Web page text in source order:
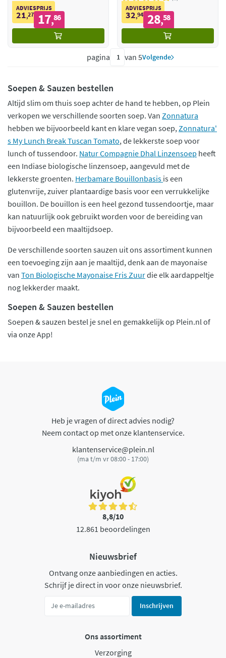
ADVIESPRIJS
21,27 17,86
ADVIESPRIJS
32,94 28,58
pagina van 5Volgende
Soepen & Sauzen bestellen
Altijd slim om thuis soep achter de hand te hebben, op Plein
verkopen we verschillende soorten soep. Van Zonnatura
hebben we bijvoorbeeld kant en klare vegan soep, Zonnatura'
s My Lunch Break Tuscan Tomato, de lekkerste soep voor
lunch of tussendoor. Natur Compagnie Dhal Linzensoep heeft
een Indiase biologische linzensoep, aangevuld met de
lekkerste groenten. Herbamare Bouillonbasis is een
glutenvrije, zuiver plantaardige basis voor een verrukkelijke
bouillon. De bouillon is een heel gezond tussendoortje, maar
kan natuurlijk ook gebruikt worden voor de bereiding van
bijvoorbeeld een maaltijdsoep.
De verschillende soorten sauzen uit ons assortiment kunnen
een toevoeging zijn aan je maaltijd, denk aan de mayonaise
van Ton Biologische Mayonaise Fris Zuurdie elk aardappeltje
nog lekkerder maakt.
Soepen & Sauzen bestellen
Soepen & sauzen bestel je snel en gemakkelijk op Plein.nl of
via onze App!
Heb je vragen of direct advies nodig?
Neem contact op met onze klantenservice.
klantenservice@plein.nl
(ma t/m vr 08:00 - 17:00)
8,8/10
12.861 beoordelingen
Nieuwsbrief
Ontvang onze aanbiedingen en acties.
Schrijf je direct in voor onze nieuwsbrief.
Inschrijven
Ons assortiment
Verzorging